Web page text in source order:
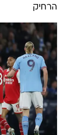
הרחיק